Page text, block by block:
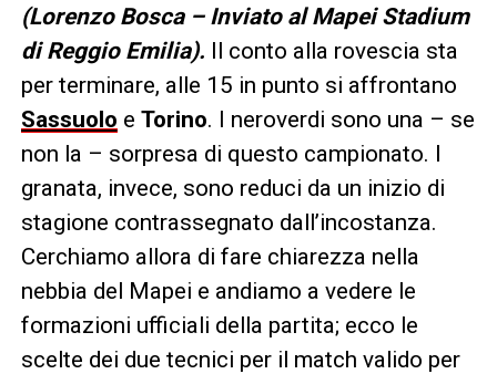
(Lorenzo Bosca – Inviato al Mapei Stadium
di Reggio Emilia). Il conto alla rovescia sta
per terminare, alle 15 in punto si affrontano
Sassuolo e Torino. I neroverdi sono una – se
non la – sorpresa di questo campionato. I
granata, invece, sono reduci da un inizio di
stagione contrassegnato dall’incostanza.
Cerchiamo allora di fare chiarezza nella
nebbia del Mapei e andiamo a vedere le
formazioni ufficiali della partita; ecco le
scelte dei due tecnici per il match valido per